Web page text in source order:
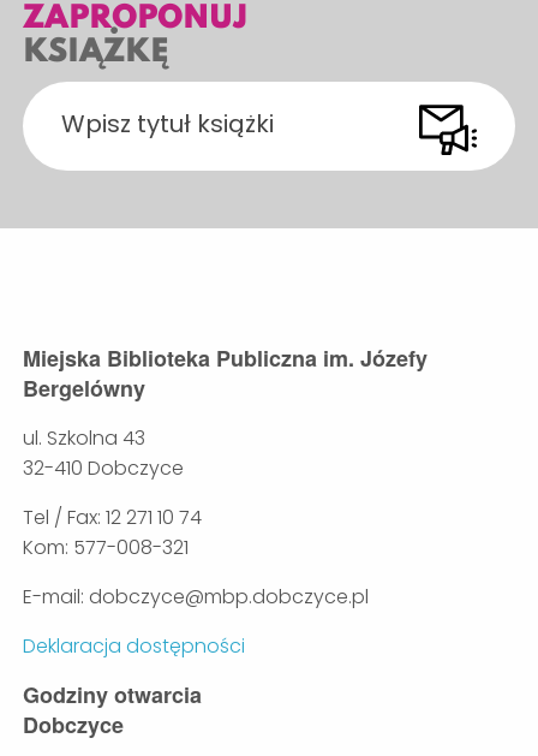
ZAPROPONUJ
KSIĄŻKĘ
Miejska Biblioteka Publiczna im. Józefy
Bergelówny
ul. Szkolna 43
32-410 Dobczyce
Tel / Fax: 12 271 10 74
Kom: 577-008-321
E-mail: dobczyce@mbp.dobczyce.pl
Deklaracja dostępności
Godziny otwarcia
Dobczyce